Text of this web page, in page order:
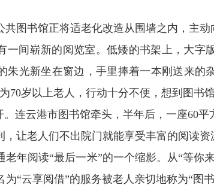
图书馆正将适老化改造从围墙之内，主动
一间崭新的阅览室。低矮的书架上，大字
朱光新坐在窗边，手里捧着一本刚送来的
70岁以上老人，行动十分不便，想到图
。连云港市图书馆牵头，半年后，一座60
让老人们不出院门就能享受丰富的阅读资
年阅读“最后一米”的一个缩影。从“等你
“云享阅借”的服务被老人亲切地称为“图